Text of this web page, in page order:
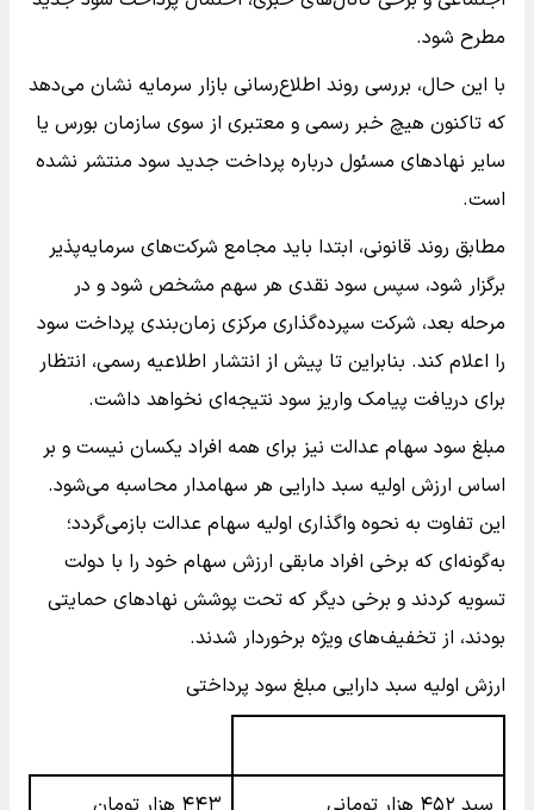
مطرح شود.
با این حال، بررسی روند اطلاع‌رسانی بازار سرمایه نشان می‌دهد
که تاکنون هیچ خبر رسمی و معتبری از سوی سازمان بورس یا
سایر نهادهای مسئول درباره پرداخت جدید سود منتشر نشده
است.
مطابق روند قانونی، ابتدا باید مجامع شرکت‌های سرمایه‌پذیر
برگزار شود، سپس سود نقدی هر سهم مشخص شود و در
مرحله بعد، شرکت سپرده‌گذاری مرکزی زمان‌بندی پرداخت سود
را اعلام کند. بنابراین تا پیش از انتشار اطلاعیه رسمی، انتظار
برای دریافت پیامک واریز سود نتیجه‌ای نخواهد داشت.
مبلغ سود سهام عدالت نیز برای همه افراد یکسان نیست و بر
اساس ارزش اولیه سبد دارایی هر سهامدار محاسبه می‌شود.
این تفاوت به نحوه واگذاری اولیه سهام عدالت بازمی‌گردد؛
به‌گونه‌ای که برخی افراد مابقی ارزش سهام خود را با دولت
تسویه کردند و برخی دیگر که تحت پوشش نهادهای حمایتی
بودند، از تخفیف‌های ویژه برخوردار شدند.
ارزش اولیه سبد دارایی مبلغ سود پرداختی